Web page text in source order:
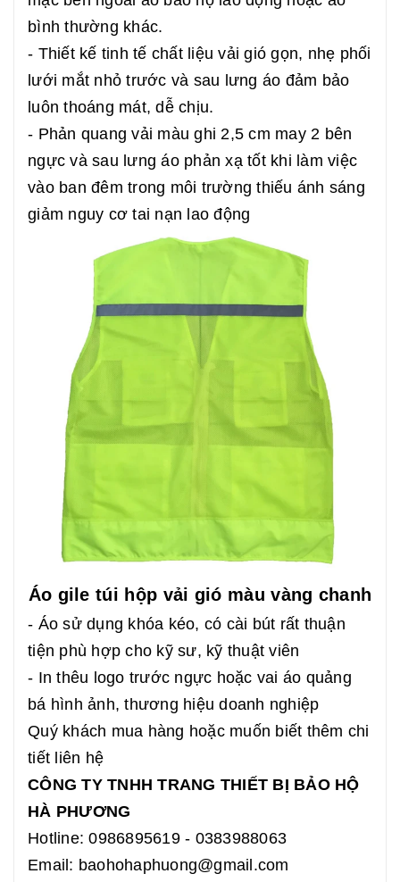
bình thường khác.
- Thiết kế tinh tế chất liệu vải gió gọn, nhẹ phối
lưới mắt nhỏ trước và sau lưng áo đảm bảo
luôn thoáng mát, dễ chịu.
- Phản quang vải màu ghi 2,5 cm may 2 bên
ngực và sau lưng áo phản xạ tốt khi làm việc
vào ban đêm trong môi trường thiếu ánh sáng
giảm nguy cơ tai nạn lao động
Áo gile túi hộp vải gió màu vàng chanh
- Áo sử dụng khóa kéo, có cài bút rất thuận
tiện phù hợp cho kỹ sư, kỹ thuật viên
- In thêu logo trước ngực hoặc vai áo quảng
bá hình ảnh, thương hiệu doanh nghiệp
Quý khách mua hàng hoặc muốn biết thêm chi
tiết liên hệ
CÔNG TY TNHH TRANG THIẾT BỊ BẢO HỘ
HÀ PHƯƠNG
Hotline: 0986895619 - 0383988063
Email: baohohaphuong@gmail.com